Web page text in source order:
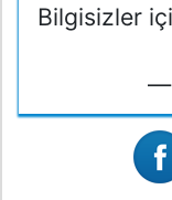
Bilgisizler
—